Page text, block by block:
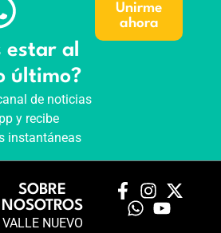
estar al
último?
de noticias
y recibe
instantáneas
Unirme
ahora
SOBRE
NOSOTROS
VALLE NUEVO